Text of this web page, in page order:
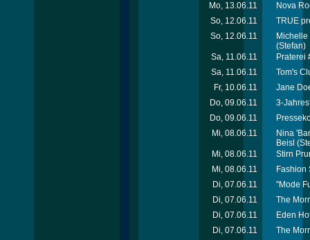
Mo, 13.06.11
Nova
So, 12.06.11
TRUE
So, 12.06.11
(Stefan)
Sa, 11.06.11
Praterei
Sa, 11.06.11
Tom's
Fr, 10.06.11
Jane
Do, 09.06.11
3-
Do, 09.06.11
Mi, 08.06.11
Nina
Beisl
Mi, 08.06.11
Stirn
Mi, 08.06.11
Fashion
Di, 07.06.11
"Mode
Di, 07.06.11
The
Di, 07.06.11
Eden
Di, 07.06.11
The